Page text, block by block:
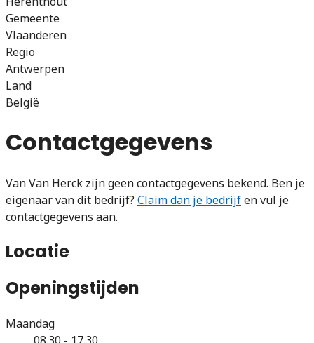
Gemeente
Vlaanderen
Regio
Antwerpen
Land
België
Contactgegevens
Van Van Herck zijn geen contactgegevens bekend. Ben je
eigenaar van dit bedrijf? Claim dan je bedrijfen vul je
contactgegevens aan.
Locatie
Openingstijden
Maandag